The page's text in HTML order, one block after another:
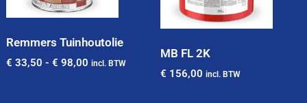
Remmers Tuinhoutolie
€ 33,50 - € 98,00 incl. BTW
MB FL 2K
€ 156,00 incl. BTW